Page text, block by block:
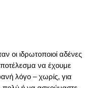
οι ιδρωτοποιοί αδένες
να έχουμε
λόγο – χωρίς, για